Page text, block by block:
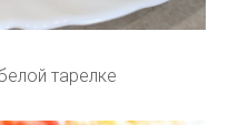
тарелке